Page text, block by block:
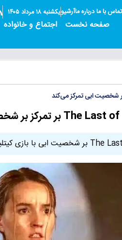
تماس با مادرباره ماآرشیویکشنبه ۱۸ مرداد ۱۴۰۵
صفحه نخست اجتماع و خانواده